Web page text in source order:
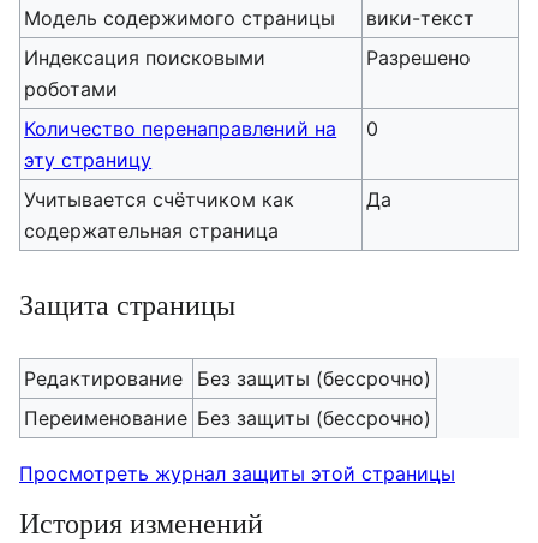
Модель содержимого страницы
вики-текст
Индексация поисковыми
роботами
Разрешено
Количество перенаправлений на
эту страницу
0
Учитывается счётчиком как
содержательная страница
Да
Защита страницы
Редактирование
Без защиты (бессрочно)
Переименование Без защиты (бессрочно)
Просмотреть журнал защиты этой страницы
История изменений